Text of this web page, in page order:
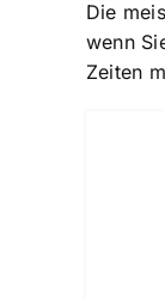
Die
wenn
Zeiten